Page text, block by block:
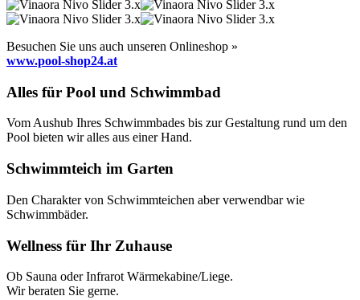
Besuchen Sie uns auch unseren Onlineshop »
www.pool-shop24.at
Alles für Pool und Schwimmbad
Vom Aushub Ihres Schwimmbades bis zur Gestaltung rund um den
Pool bieten wir alles aus einer Hand.
Schwimmteich im Garten
Den Charakter von Schwimmteichen aber verwendbar wie
Schwimmbäder.
Wellness für Ihr Zuhause
Ob Sauna oder Infrarot Wärmekabine/Liege.
Wir beraten Sie gerne.